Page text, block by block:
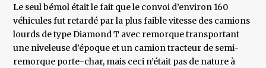
Le seul bémol était le fait que le convoi d’environ 160
véhicules fut retardé par la plus faible vitesse des camions
lourds de type Diamond T avec remorque transportant
une niveleuse d’époque et un camion tracteur de semi-
remorque porte-char, mais ceci n’était pas de nature à